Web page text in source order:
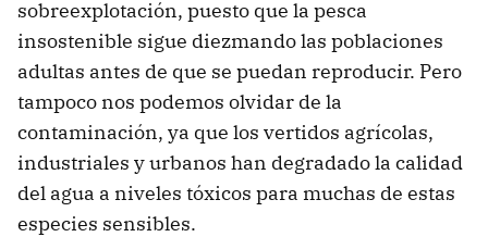
sobreexplotación, puesto que la pesca
insostenible sigue diezmando las poblaciones
adultas antes de que se puedan reproducir. Pero
tampoco nos podemos olvidar de la
contaminación, ya que los vertidos agrícolas,
industriales y urbanos han degradado la calidad
del agua a niveles tóxicos para muchas de estas
especies sensibles.